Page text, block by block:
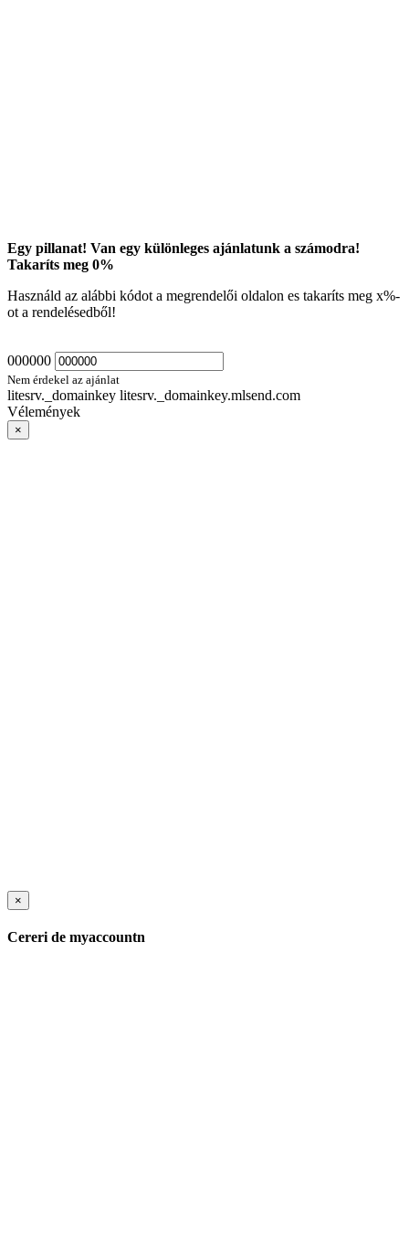
Egy pillanat! Van egy különleges ajánlatunk a számodra!
Takaríts meg 0%
Használd az alábbi kódot a megrendelői oldalon es takaríts meg x%-
ot a rendelésedből!
000000
Nem érdekel az ajánlat
litesrv._domainkey litesrv._domainkey.mlsend.com
Vélemények
×
×
Cereri de myaccountn